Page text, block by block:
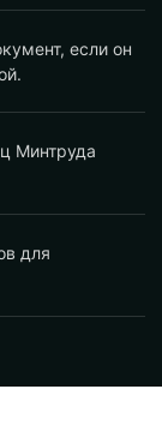
если он
Минтруда
для